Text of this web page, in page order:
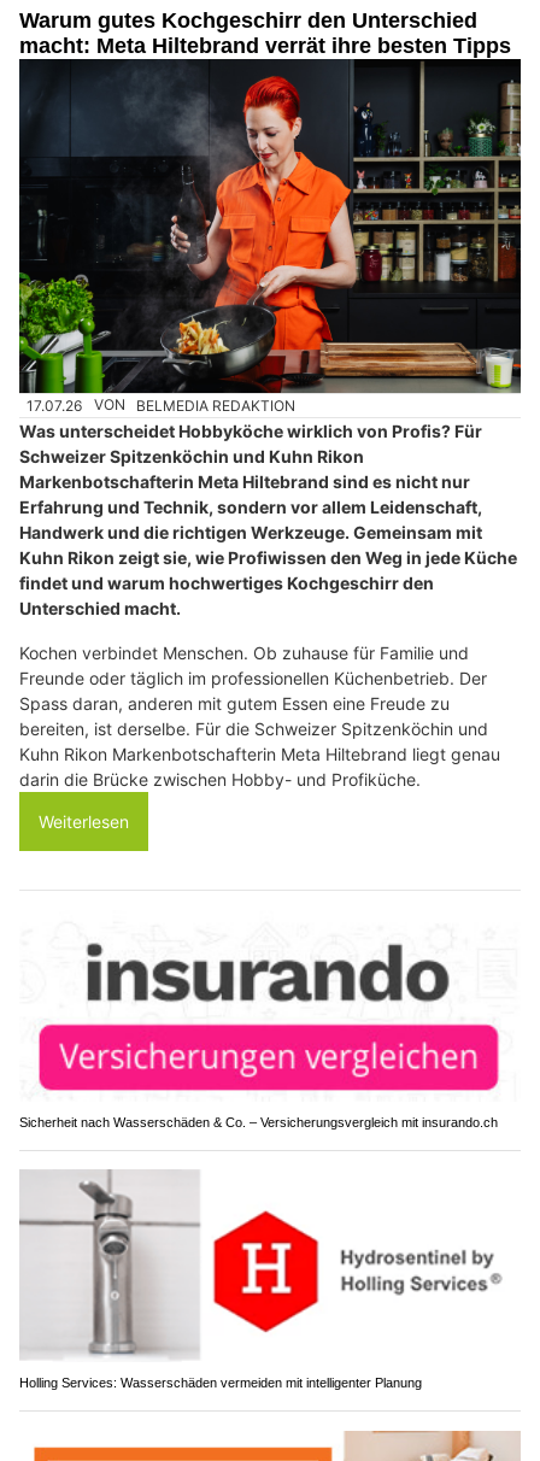
Warum gutes Kochgeschirr den Unterschied
macht: Meta Hiltebrand verrät ihre besten Tipps
17.07.26 VON BELMEDIA REDAKTION
Was unterscheidet Hobbyköche wirklich von Profis? Für
Schweizer Spitzenköchin und Kuhn Rikon
Markenbotschafterin Meta Hiltebrand sind es nicht nur
Erfahrung und Technik, sondern vor allem Leidenschaft,
Handwerk und die richtigen Werkzeuge. Gemeinsam mit
Kuhn Rikon zeigt sie, wie Profiwissen den Weg in jede Küche
findet und warum hochwertiges Kochgeschirr den
Unterschied macht.
Kochen verbindet Menschen. Ob zuhause für Familie und
Freunde oder täglich im professionellen Küchenbetrieb. Der
Spass daran, anderen mit gutem Essen eine Freude zu
bereiten, ist derselbe. Für die Schweizer Spitzenköchin und
Kuhn Rikon Markenbotschafterin Meta Hiltebrand liegt genau
darin die Brücke zwischen Hobby- und Profiküche.
Weiterlesen
Sicherheit nach Wasserschäden & Co. – Versicherungsvergleich mit insurando.ch
Holling Services: Wasserschäden vermeiden mit intelligenter Planung